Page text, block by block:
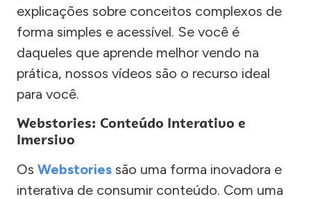
explicações sobre conceitos complexos de
forma simples e acessível. Se você é
daqueles que aprende melhor vendo na
prática, nossos vídeos são o recurso ideal
para você.
Webstories: Conteúdo Interativo e
Imersivo
Os Webstories são uma forma inovadora e
interativa de consumir conteúdo. Com uma